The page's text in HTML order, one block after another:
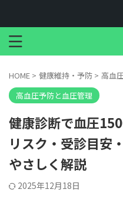
HOME > 健康維持・予防 > 高血
高血圧予防と血圧管理
健康診断で血圧
リスク・受診目安
やさしく解説
2025年12月18日